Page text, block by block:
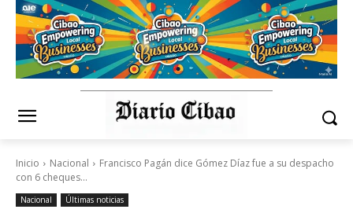
Inicio Nacional
Francisco Pagán dice Gómez Díaz fue a su despacho
con 6 cheques...
Nacional Últimas noticias